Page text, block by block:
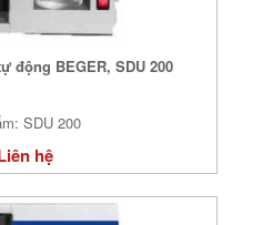
động BEGER, SDU 200
SDU 200
hệ